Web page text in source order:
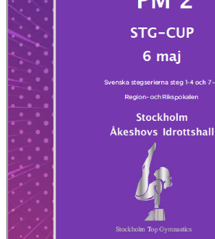
KONTAKT
MÄRKESTAGNING